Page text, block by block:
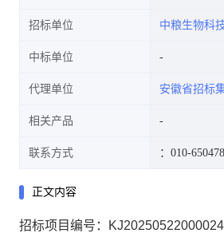
招标单位 中粮生物科
中标单位
代理单位 安徽省招标
相关产品
联系方式 ：010-
正文内容
招标项目编号：KJ20250522000024